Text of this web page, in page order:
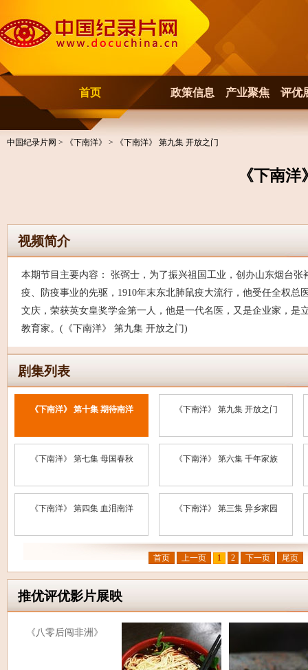
首页 政策信息 产业聚焦 评优
中国纪录片网 > 《下南洋》 > 《下南洋》 第九集 开放之门
《下南
视频简介
本期节目主要内容： 张弼士，为了振兴祖国工业，创办山东烟台张
疫、防疫事业的先驱，1910年末东北肺鼠疫大流行，他受任全权总
文庆，荣获英女皇奖学金第一人，他是一代名医，又是企业家，是
教育家。(《下南洋》 第九集 开放之门)
剧集列表
《下南洋》 第十集 期待南洋 《下南洋》 第九集 开放之门
《下南洋》 第七集 母国春秋 《下南洋》 第六集 千年家族
《下南洋》 第四集 血泪南洋 《下南洋》 第三集 异乡家园
首页 上一页 1 2 下一页 尾页
推优评优影片展映
《八零后闯非洲》